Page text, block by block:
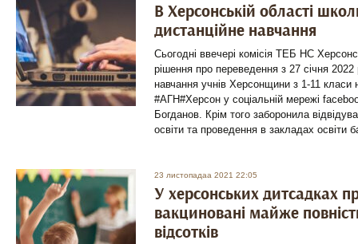
В Херсонській області
дистанційне навчання
Сьогодні ввечері комісія ТЕБ НС
рішення про переведення з 27 січня
навчання учнів Херсонщини з 1-11 класи
#АГН#Херсон у соціальній мережі
Богданов. Крім того заборонила
освіти та проведення в закладах освіти
23 листопадаа 2021 22:05
У херсонських дитсадках
вакциновані майже
відсотків